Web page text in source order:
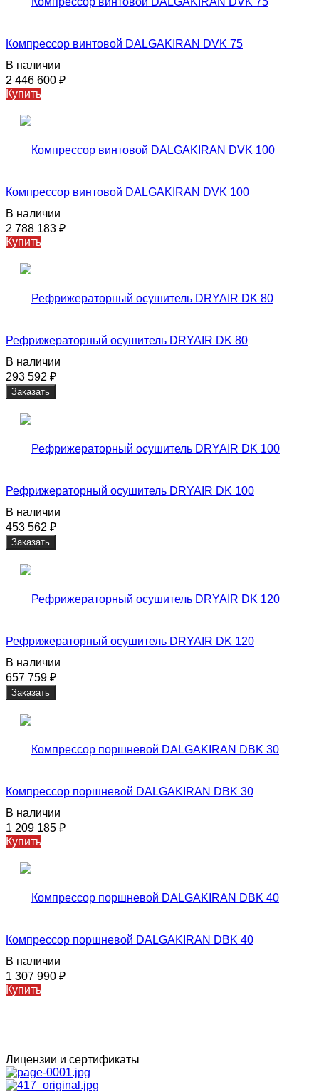
Компрессор винтовой DALGAKIRAN DVK 75
В наличии
2 446 600 ₽
Купить
Компрессор винтовой DALGAKIRAN DVK 100
В наличии
2 788 183 ₽
Купить
Рефрижераторный осушитель DRYAIR DK 80
В наличии
293 592 ₽
Заказать
Рефрижераторный осушитель DRYAIR DK 100
В наличии
453 562 ₽
Заказать
Рефрижераторный осушитель DRYAIR DK 120
В наличии
657 759 ₽
Заказать
Компрессор поршневой DALGAKIRAN DBK 30
В наличии
1 209 185 ₽
Купить
Компрессор поршневой DALGAKIRAN DBK 40
В наличии
1 307 990 ₽
Купить
Лицензии и сертификаты